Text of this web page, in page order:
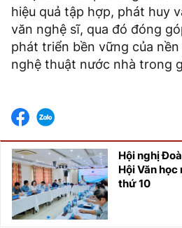
hiệu quả tập hợp, phát huy
văn nghệ sĩ, qua đó đóng
phát triển bền vững của
nghệ thuật nước nhà trong
Hội nghị
Hội Văn
thứ 10